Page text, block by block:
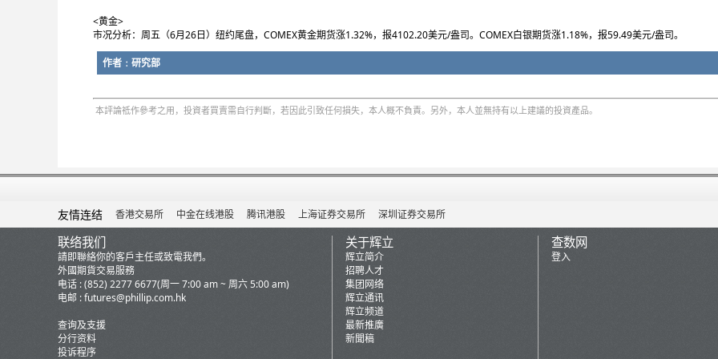
<黄金>
市况分析：周五（6月26日）纽约尾盘，COMEX黄金期货涨1.32%，报4102.20美元/盎司。COMEX白银期货涨1.18%，报59.49美元/盎司。
作者﹕研究部
本評論祗作參考之用，投資者買賣需自行判斷，若因此引致任何損失，本人概不負責。另外，本人並無持有以上建議的投資產品。
友情连结 香港交易所 中金在线港股 腾讯港股 上海证券交易所 深圳证券交易所
联络我们
請即聯絡你的客戶主任或致電我們。
外國期貨交易服務
电话 : (852) 2277 6677(周一 7:00 am ~ 周六 5:00 am)
电邮 :futures@phillip.com.hk
查询及支援
分行资料
投诉程序
关于辉立
辉立简介
招聘人才
集团网络
辉立通讯
辉立频道
最新推廣
新聞稿
查数网
登入